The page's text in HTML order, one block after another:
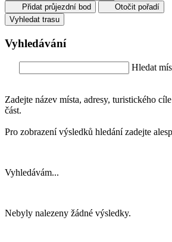
Přidat průjezdní bod
Otočit pořadí
Vyhledat trasu
Vyhledávání
Hledat
Zadejte název místa, adresy, turistického
část.
Pro zobrazení výsledků hledání zadejte
Vyhledávám...
Nebyly nalezeny žádné výsledky.